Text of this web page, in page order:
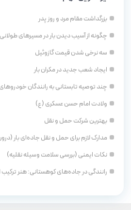
بزرگداشت مقام مرد و روز پدر
چگونه از آسیب دیدن بار در مسیرهای
سه نرخی شدن قیمت گازوئیل
ایجاد شعب جدید در مکران بار
چند توصیه تابستانی به رانندگان
ولادت امام حسن عسکری (ع)
بهترین شرکت حمل و نقل
مدارک لازم برای حمل و نقل جاده‌ای بار
نکات ایمنی (بررسی سلامت وسیله نقلیه)
رانندگی در جاده‌های کوهستانی: هنر